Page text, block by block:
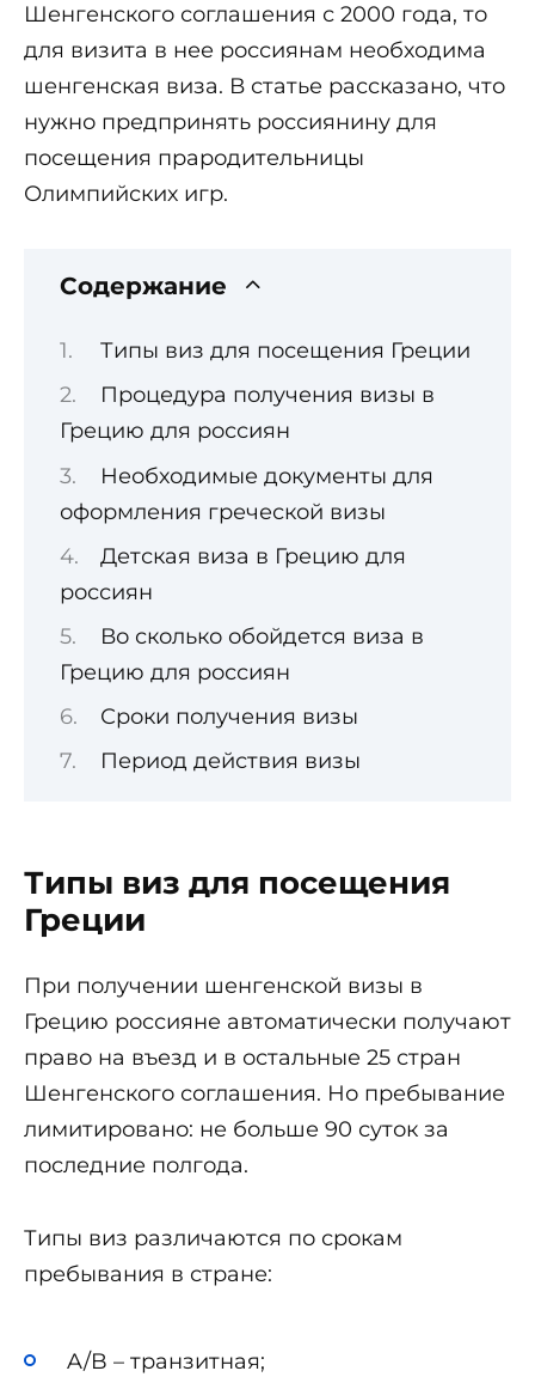
Шенгенского соглашения с 2000 года, то
для визита в нее россиянам необходима
шенгенская виза. В статье рассказано, что
нужно предпринять россиянину для
посещения прародительницы
Олимпийских игр.
Содержание
Типы виз для посещения Греции
Процедура получения визы в
Грецию для россиян
Необходимые документы для
оформления греческой визы
Детская виза в Грецию для
россиян
Во сколько обойдется виза в
Грецию для россиян
Сроки получения визы
Период действия визы
Типы виз для посещения
Греции
При получении шенгенской визы в
Грецию россияне автоматически получают
право на въезд и в остальные 25 стран
Шенгенского соглашения. Но пребывание
лимитировано: не больше 90 суток за
последние полгода.
Типы виз различаются по срокам
пребывания в стране:
A/B – транзитная;